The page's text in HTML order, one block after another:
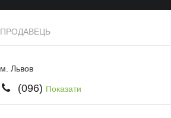
ПРОДАВЕЦЬ
м. Львов
(096) Показати